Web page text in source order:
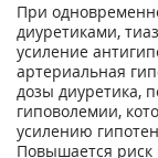
При
диуретиками,
усиление
артериальная
дозы диуретика,
гиповолемии,
усилению
Повышается